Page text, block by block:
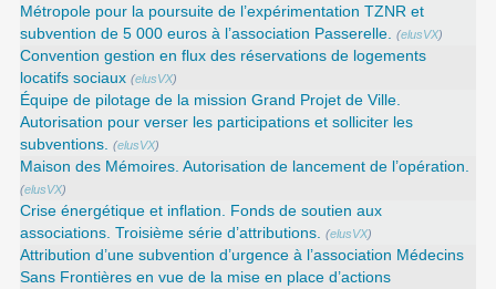
Métropole pour la poursuite de l’expérimentation TZNR et
subvention de 5 000 euros à l’association Passerelle. (elusVX)
Convention gestion en flux des réservations de logements
locatifs sociaux (elusVX)
Équipe de pilotage de la mission Grand Projet de Ville.
Autorisation pour verser les participations et solliciter les
subventions. (elusVX)
Maison des Mémoires. Autorisation de lancement de l’opération.
(elusVX)
Crise énergétique et inflation. Fonds de soutien aux
associations. Troisième série d’attributions. (elusVX)
Attribution d’une subvention d’urgence à l’association Médecins
Sans Frontières en vue de la mise en place d’actions